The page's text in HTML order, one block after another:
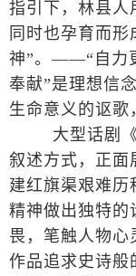
指引下，林县人
同时也孕育而
神”。——“自力
奉献”是理想信
生命意义的讴歌
大型话剧《
叙述方式，正面
建红旗渠艰难历
精神做出独特的
畏，笔触人物心
作品追求史诗般